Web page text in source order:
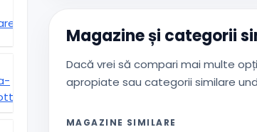
Magazine și categorii
Dacă vrei să compari mai multe
apropiate sau categorii similare
MAGAZINE SIMILARE